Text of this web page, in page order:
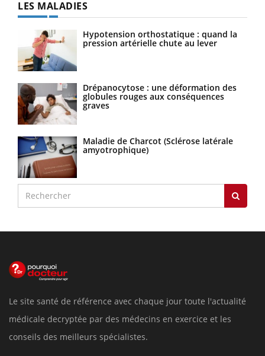
LES MALADIES
Hypotension orthostatique : quand la
pression artérielle chute au lever
Drépanocytose : une déformation des
globules rouges aux conséquences
graves
Maladie de Charcot (Sclérose latérale
amyotrophique)
Le site santé de référence avec chaque jour toute l'actualité
médicale decryptée par des médecins en exercice et les
conseils des meilleurs spécialistes.